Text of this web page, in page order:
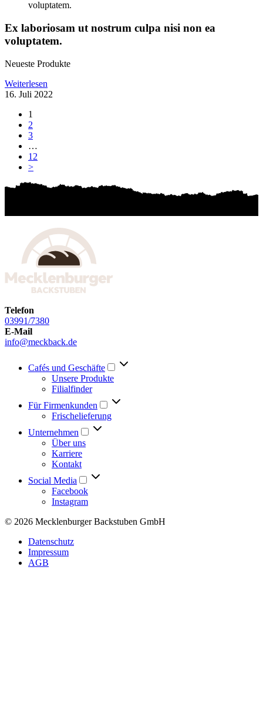
Ex laboriosam ut nostrum culpa nisi non ea
voluptatem.
Neueste Produkte
Weiterlesen
16. Juli 2022
1
2
3
…
12
>
Telefon
03991/7380
E-Mail
info@meckback.de
Cafés und Geschäfte
Unsere Produkte
Filialfinder
Für Firmenkunden
Frischelieferung
Unternehmen
Über uns
Karriere
Kontakt
Social Media
Facebook
Instagram
© 2026 Mecklenburger Backstuben GmbH
Datenschutz
Impressum
AGB